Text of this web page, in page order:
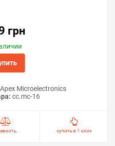
грн
Apex Microelectronics
cc.mc-16
купить в 1 клик